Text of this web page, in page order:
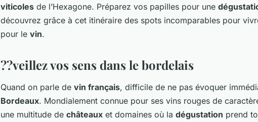
viticoles de l’Hexagone. Préparez vos papilles pour une
découvrez grâce à cet itinéraire des spots incomparables pour
pour le vin.
??veillez vos sens dans le bordelais
Quand on parle de vin français, difficile de ne pas évoquer
Bordeaux. Mondialement connue pour ses vins rouges de
une multitude de châteaux et domaines où la dégustation prend